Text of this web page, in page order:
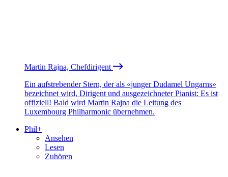
Martin Rajna, Chefdirigent
Ein aufstrebender Stern, der als «junger Dudamel Ungarns»
bezeichnet wird, Dirigent und ausgezeichneter Pianist: Es ist
offiziell! Bald wird Martin Rajna die Leitung des
Luxembourg Philharmonic übernehmen.
Phil+
Ansehen
Lesen
Zuhören